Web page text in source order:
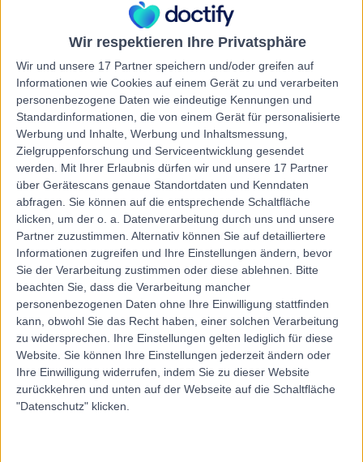
Wir respektieren Ihre Privatsphäre
Wir und unsere 17 Partner speichern und/oder greifen auf
Informationen wie Cookies auf einem Gerät zu und verarbeiten
personenbezogene Daten wie eindeutige Kennungen und
Standardinformationen, die von einem Gerät für personalisierte
Werbung und Inhalte, Werbung und Inhaltsmessung,
Zielgruppenforschung und Serviceentwicklung gesendet
werden. Mit Ihrer Erlaubnis dürfen wir und unsere 17 Partner
über Gerätescans genaue Standortdaten und Kenndaten
abfragen. Sie können auf die entsprechende Schaltfläche
klicken, um der o. a. Datenverarbeitung durch uns und unsere
Partner zuzustimmen. Alternativ können Sie auf detailliertere
Informationen zugreifen und Ihre Einstellungen ändern, bevor
Sie der Verarbeitung zustimmen oder diese ablehnen. Bitte
beachten Sie, dass die Verarbeitung mancher
personenbezogenen Daten ohne Ihre Einwilligung stattfinden
kann, obwohl Sie das Recht haben, einer solchen Verarbeitung
zu widersprechen. Ihre Einstellungen gelten lediglich für diese
Website. Sie können Ihre Einstellungen jederzeit ändern oder
Ihre Einwilligung widerrufen, indem Sie zu dieser Website
zurückkehren und unten auf der Webseite auf die Schaltfläche
"Datenschutz" klicken.
Psychiater/-in
4.85/5 (101 Bewertungen)
16 Jahre an Erfahrung
22.86 Kilometer | Hoheluftchaussee 116, 20253,
Hamburg
Depressionen
+30
Kontakt
Frau Michaela
Schlösser
Allgemeinarzt/-ärztin
4.92/5 (4 Bewertungen)
5.17 Kilometer | Holstenstraße 30, 24568, Kaltenkirchen
Akupunktur
+4
Kontakt